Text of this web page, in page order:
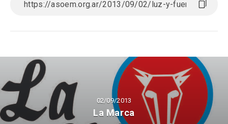
02/09/2013
La Marca